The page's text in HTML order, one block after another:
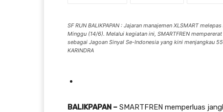
SF RUN BALIKPAPAN : Jajaran manajemen XLSMART
Minggu (14/6). Melalui kegiatan ini, SMARTFREN
sebagai Jagoan Sinyal Se-Indonesia yang kini menjangkau
KARINDRA
BALIKPAPAN – SMARTFREN memperluas